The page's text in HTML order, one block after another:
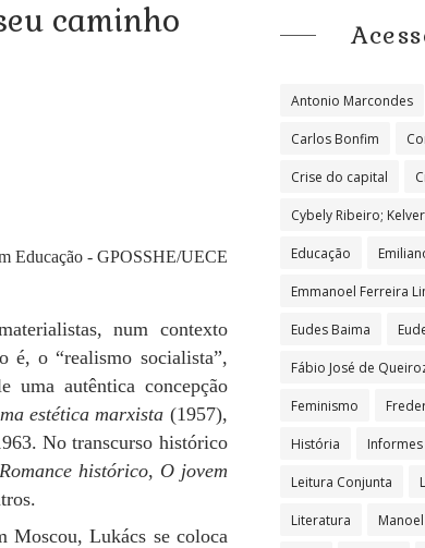
caminho
Educação - GPOSSHE/UECE
num contexto
é, o “realismo socialista”,
uma autêntica concepção
estética marxista (1957),
No transcurso histórico
Romance histórico, O jovem
Moscou, Lukács se coloca
Antonio Marcondes
Carlos Bonfim
Crise do capital
Cybely Ribeiro;
Educação
Emmanoel Ferreira
Eudes Baima
Fábio José de
Feminismo
História Informes
Leitura Conjunta
Literatura